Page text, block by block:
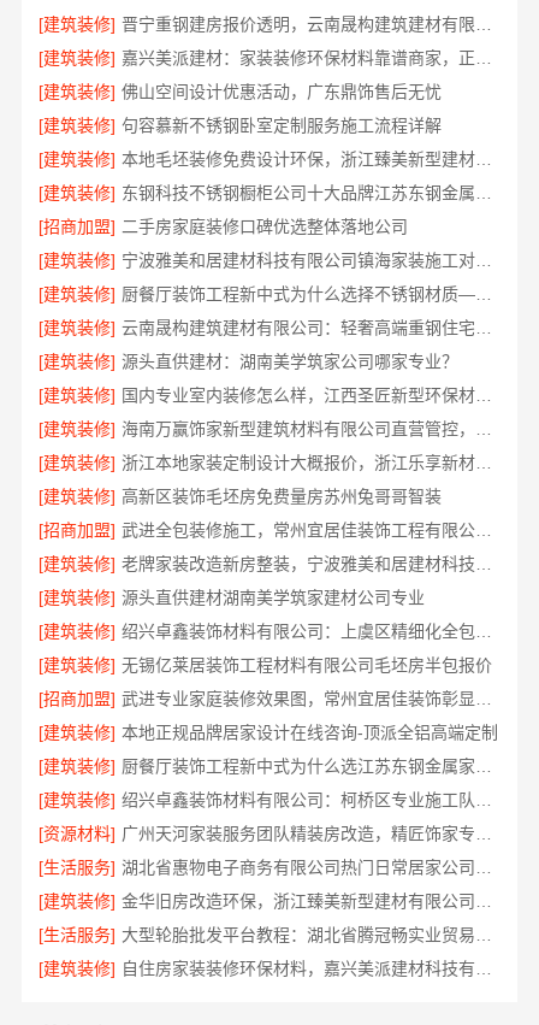
[建筑装修]
[建筑装修]
[建筑装修] 佛山空间设计优惠活动，广东鼎饰售后无忧
[建筑装修] 句容慕新不锈钢卧室定制服务施工流程详解
[建筑装修]
本地毛坯装修免费设计环保，浙江臻美新型建材有限公司省心装新家
[建筑装修]
[招商加盟] 二手房家庭装修口碑优选整体落地公司
[建筑装修]
宁波雅美和居建材科技有限公司镇海家装施工对接渠道
[建筑装修]
厨餐厅装饰工程新中式为什么选择不锈钢材质——江苏东钢金属家居
[建筑装修]
[建筑装修] 源头直供建材：湖南美学筑家公司哪家专业？
[建筑装修]
国内专业室内装修怎么样，江西圣匠新型环保材料有限公司
[建筑装修]
[建筑装修]
浙江本地家装定制设计大概报价，浙江乐享新材料有限公司闭口合同
[建筑装修] 高新区装饰毛坯房免费量房苏州兔哥哥智装
[招商加盟]
武进全包装修施工，常州宜居佳装饰工程有限公司标准化管控
[建筑装修]
[建筑装修] 源头直供建材湖南美学筑家建材公司专业
[建筑装修]
[建筑装修] 无锡亿莱居装饰工程材料有限公司毛坯房半包报价
[招商加盟]
[建筑装修] 本地正规品牌居家设计在线咨询-顶派全铝高端定制
[建筑装修]
[建筑装修]
[资源材料]
[生活服务]
[建筑装修]
[生活服务]
[建筑装修]